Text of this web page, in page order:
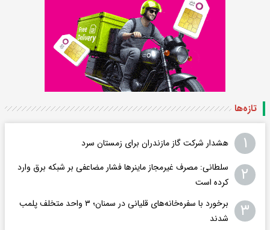
تازه‌ها
۱ هشدار شرکت گاز مازندران برای زمستان سرد
۲
سلطانی: مصرف غیرمجاز ماینرها فشار مضاعفی بر شبکه برق وارد
کرده است
۳
برخورد با سفره‌خانه‌های قلیانی در سمنان؛ ۳ واحد متخلف پلمب
شدند